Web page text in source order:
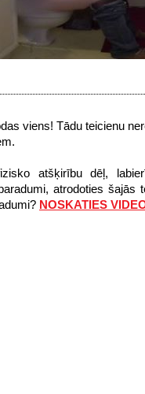
viens! Tādu teicienu
atšķirību dēļ,
atrodoties šajās
NOSKATIES